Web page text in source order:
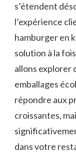
s’étendent
l’expérience
hamburger en
solution à la
allons explorer
emballages
répondre aux
croissantes,
dans votre